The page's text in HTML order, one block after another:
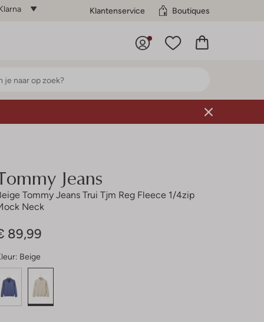
Klantenservice Boutiques
Jeans
Tommy Jeans Trui Tjm Reg Fleece 1/4zip
Neck
89,99
Beige